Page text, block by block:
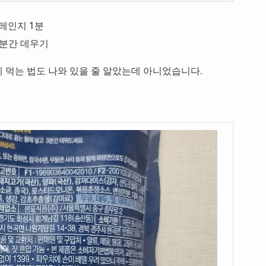
인지 1분
간 데우기
는 법도 나와 있을 줄 알았는데 아니었습니다.